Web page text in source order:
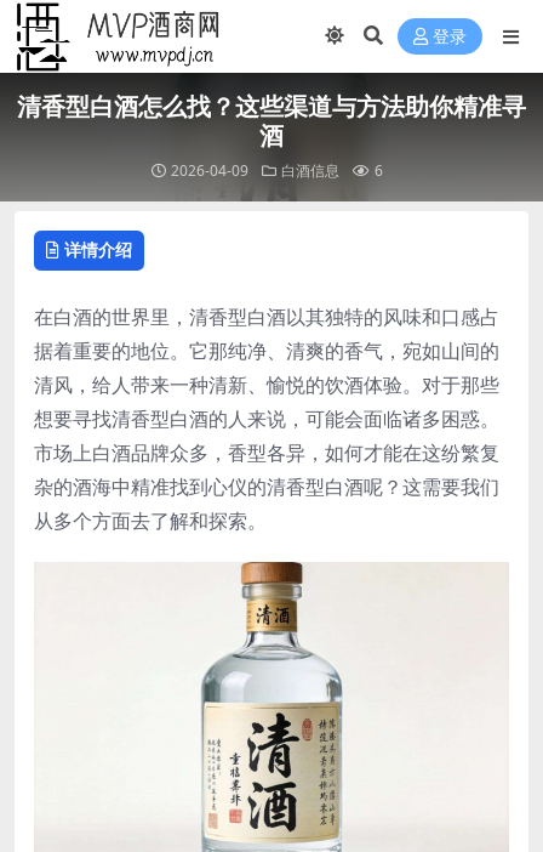
登录
清香型白酒怎么找？这些渠道与方法助你精准寻
酒
2026-04-09 白酒信息 6
详情介绍
在白酒的世界里，清香型白酒以其独特的风味和口感占
据着重要的地位。它那纯净、清爽的香气，宛如山间的
清风，给人带来一种清新、愉悦的饮酒体验。对于那些
想要寻找清香型白酒的人来说，可能会面临诸多困惑。
市场上白酒品牌众多，香型各异，如何才能在这纷繁复
杂的酒海中精准找到心仪的清香型白酒呢？这需要我们
从多个方面去了解和探索。